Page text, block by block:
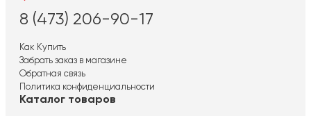
8 (473) 206-90-17
Как Купить
Забрать заказ в магазине
Обратная связь
Политика конфиденциальности
Каталог товаров